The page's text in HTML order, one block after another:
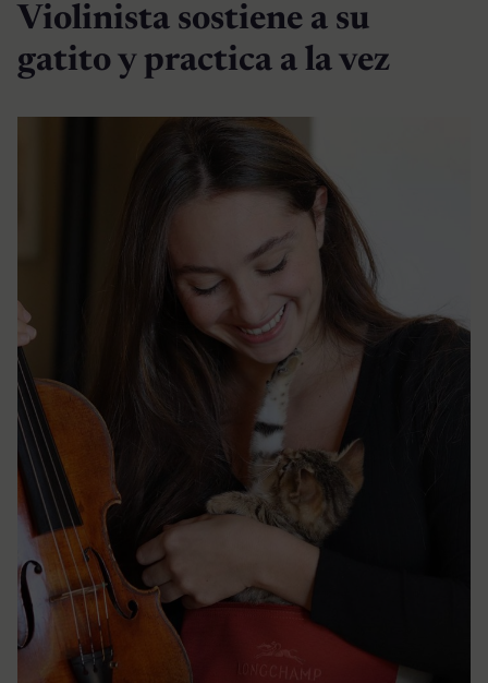
Violinista sostiene a su
gatito y practica a la vez